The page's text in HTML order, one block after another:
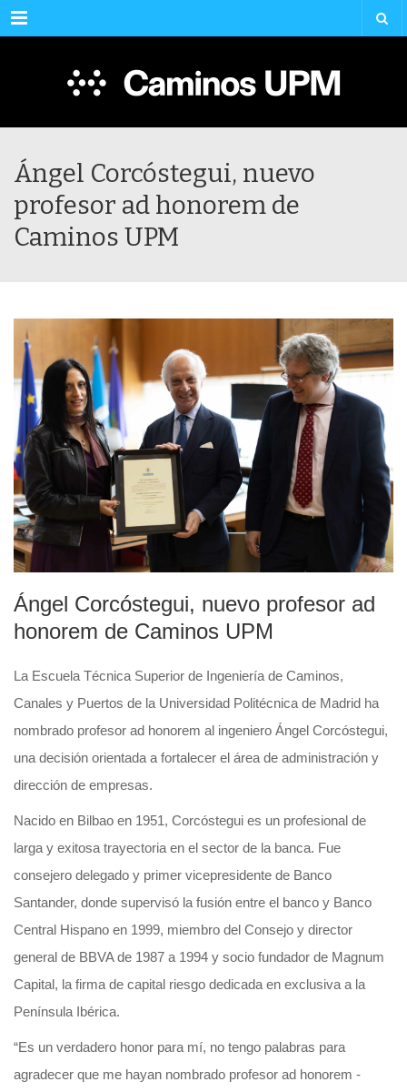
Menu
Ángel Corcóstegui, nuevo
profesor ad honorem de
Caminos UPM
Ángel Corcóstegui, nuevo profesor ad
honorem de Caminos UPM
La Escuela Técnica Superior de Ingeniería de Caminos,
Canales y Puertos de la Universidad Politécnica de Madrid ha
nombrado profesor ad honorem al ingeniero Ángel Corcóstegui,
una decisión orientada a fortalecer el área de administración y
dirección de empresas.
Nacido en Bilbao en 1951, Corcóstegui es un profesional de
larga y exitosa trayectoria en el sector de la banca. Fue
consejero delegado y primer vicepresidente de Banco
Santander, donde supervisó la fusión entre el banco y Banco
Central Hispano en 1999, miembro del Consejo y director
general de BBVA de 1987 a 1994 y socio fundador de Magnum
Capital, la firma de capital riesgo dedicada en exclusiva a la
Península Ibérica.
“Es un verdadero honor para mí, no tengo palabras para
agradecer que me hayan nombrado profesor ad honorem -